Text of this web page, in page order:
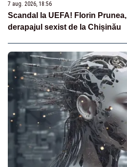
7 aug. 2026, 18:56
Scandal la UEFA! Florin
derapajul sexist de la Chișinău